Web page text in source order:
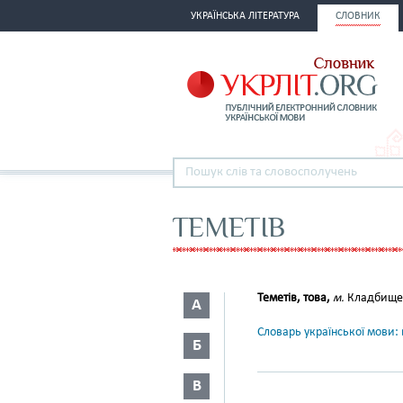
УКРАЇНСЬКА ЛІТЕРАТУРА СЛОВНИК
ТЕМЕТІВ
А
Б
В
Теметів, това, м.
Словарь української